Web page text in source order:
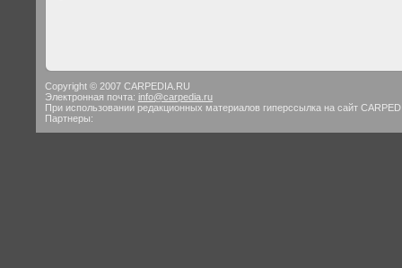
Copyright © 2007 CARPEDIA.RU
Электронная почта: info@carpedia.ru
При использовании редакционных материалов гиперссылка на сайт
Партнеры: